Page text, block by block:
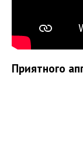
Приятного